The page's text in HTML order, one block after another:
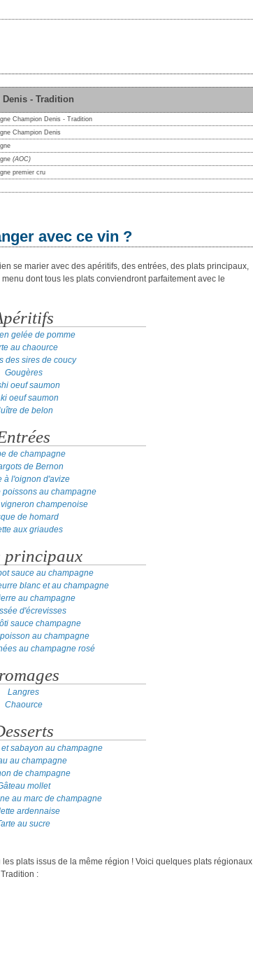
- Tradition
Champion Denis - Tradition
Champion Denis
(AOC)
premier cru
avec ce vin ?
se marier avec des apéritifs, des entrées, des plats principaux,
dont tous les plats conviendront parfaitement avec le
gelée de pomme
au chaource
des sires de coucy
Gougères
oeuf saumon
oeuf saumon
de belon
de champagne
de Bernon
à l'oignon d'avize
poissons au champagne
champenoise
de homard
aux griaudes
principaux
sauce au champagne
blanc et au champagne
au champagne
d'écrevisses
sauce champagne
au champagne
au champagne rosé
Langres
Chaource
sabayon au champagne
au champagne
de champagne
mollet
au marc de champagne
ardennaise
au sucre
plats issus de la même région ! Voici quelques plats régionaux
: